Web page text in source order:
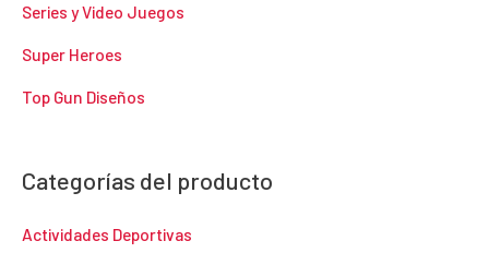
Series y Video Juegos
Super Heroes
Top Gun Diseños
Categorías del producto
Actividades Deportivas